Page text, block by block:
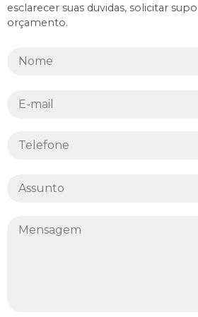
esclarecer suas duvidas, solicitar
orçamento.